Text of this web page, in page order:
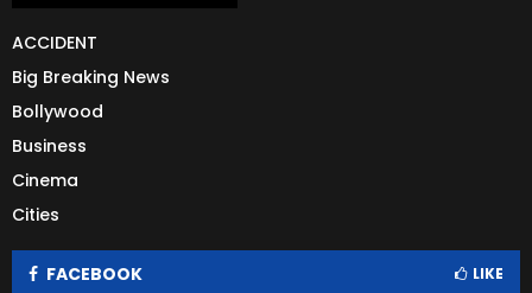
ACCIDENT
Big Breaking News
Bollywood
Business
Cinema
Cities
FACEBOOK LIKE